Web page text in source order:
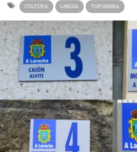
CULTURA LINGUA TOPONIMIA